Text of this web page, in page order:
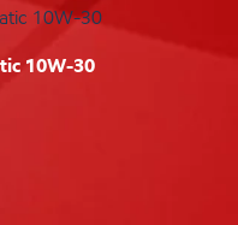
10W-30